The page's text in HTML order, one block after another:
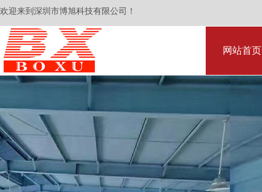
网站首页
欢迎来到深圳市博旭科技有限公司！